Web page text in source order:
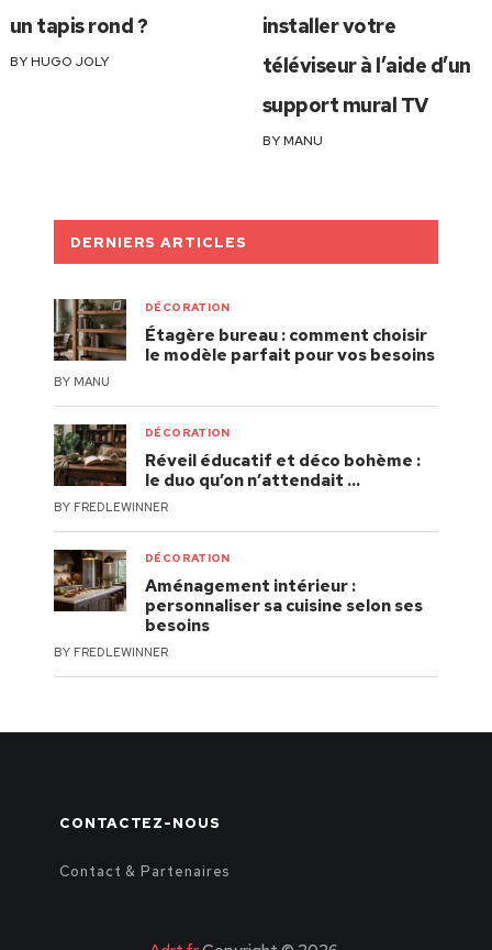
un tapis rond ?
BYHUGO JOLY
installer votre
téléviseur à l’aide d’un
support mural TV
BYMANU
DERNIERS ARTICLES
DÉCORATION
Étagère bureau : comment choisir
le modèle parfait pour vos besoins
BY MANU
DÉCORATION
Réveil éducatif et déco bohème :
le duo qu’on n’attendait …
BY FREDLEWINNER
DÉCORATION
Aménagement intérieur :
personnaliser sa cuisine selon ses
besoins
BY FREDLEWINNER
CONTACTEZ-NOUS
Contact & Partenaires